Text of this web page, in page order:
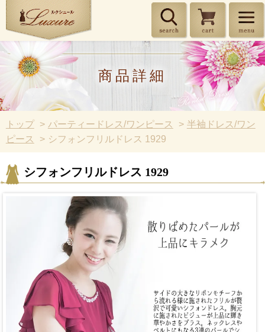
商品詳細
トップ パーティードレス/ワンピース
半袖ドレス/ワン
ピース
シフォンフリルドレス 1929
シフォンフリルドレス 1929